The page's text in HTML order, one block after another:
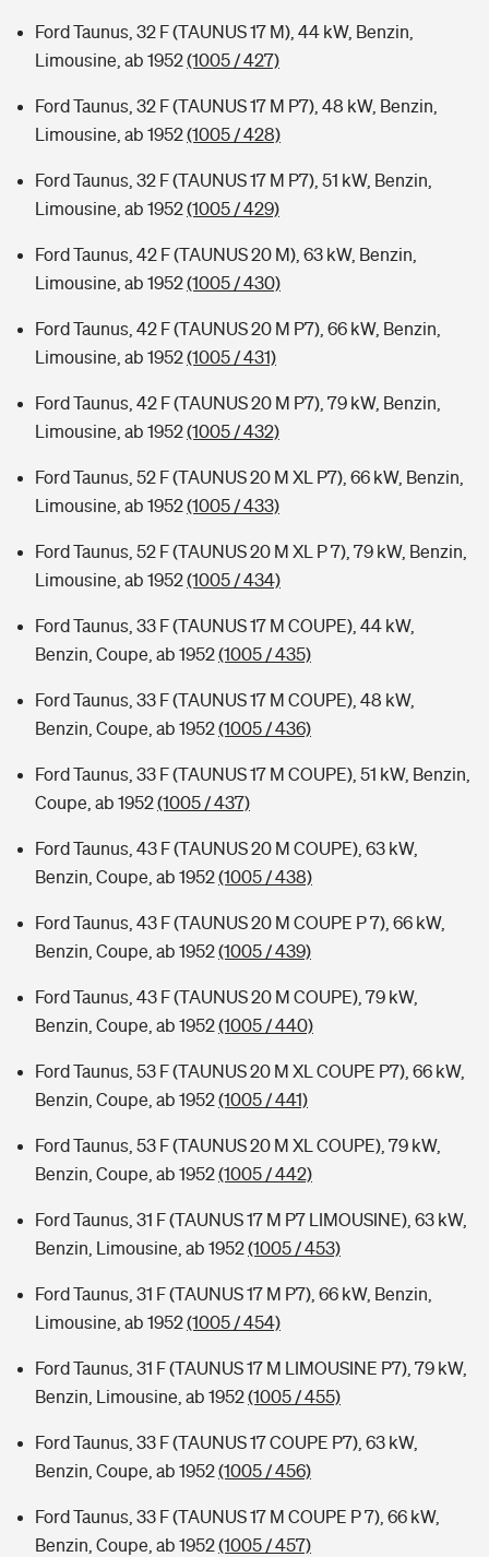
Ford Taunus, 32 F (TAUNUS 17 M), 44 kW, Benzin,
Limousine, ab 1952(1005 / 427)
Ford Taunus, 32 F (TAUNUS 17 M P7), 48 kW, Benzin,
Limousine, ab 1952(1005 / 428)
Ford Taunus, 32 F (TAUNUS 17 M P7), 51 kW, Benzin,
Limousine, ab 1952(1005 / 429)
Ford Taunus, 42 F (TAUNUS 20 M), 63 kW, Benzin,
Limousine, ab 1952(1005 / 430)
Ford Taunus, 42 F (TAUNUS 20 M P7), 66 kW, Benzin,
Limousine, ab 1952(1005 / 431)
Ford Taunus, 42 F (TAUNUS 20 M P7), 79 kW, Benzin,
Limousine, ab 1952(1005 / 432)
Ford Taunus, 52 F (TAUNUS 20 M XL P7), 66 kW, Benzin,
Limousine, ab 1952(1005 / 433)
Ford Taunus, 52 F (TAUNUS 20 M XL P 7), 79 kW, Benzin,
Limousine, ab 1952(1005 / 434)
Ford Taunus, 33 F (TAUNUS 17 M COUPE), 44 kW,
Benzin, Coupe, ab 1952(1005 / 435)
Ford Taunus, 33 F (TAUNUS 17 M COUPE), 48 kW,
Benzin, Coupe, ab 1952(1005 / 436)
Ford Taunus, 33 F (TAUNUS 17 M COUPE), 51 kW, Benzin,
Coupe, ab 1952(1005 / 437)
Ford Taunus, 43 F (TAUNUS 20 M COUPE), 63 kW,
Benzin, Coupe, ab 1952(1005 / 438)
Ford Taunus, 43 F (TAUNUS 20 M COUPE P 7), 66 kW,
Benzin, Coupe, ab 1952(1005 / 439)
Ford Taunus, 43 F (TAUNUS 20 M COUPE), 79 kW,
Benzin, Coupe, ab 1952(1005 / 440)
Ford Taunus, 53 F (TAUNUS 20 M XL COUPE P7), 66 kW,
Benzin, Coupe, ab 1952(1005 / 441)
Ford Taunus, 53 F (TAUNUS 20 M XL COUPE), 79 kW,
Benzin, Coupe, ab 1952(1005 / 442)
Ford Taunus, 31 F (TAUNUS 17 M P7 LIMOUSINE), 63 kW,
Benzin, Limousine, ab 1952(1005 / 453)
Ford Taunus, 31 F (TAUNUS 17 M P7), 66 kW, Benzin,
Limousine, ab 1952(1005 / 454)
Ford Taunus, 31 F (TAUNUS 17 M LIMOUSINE P7), 79 kW,
Benzin, Limousine, ab 1952(1005 / 455)
Ford Taunus, 33 F (TAUNUS 17 COUPE P7), 63 kW,
Benzin, Coupe, ab 1952(1005 / 456)
Ford Taunus, 33 F (TAUNUS 17 M COUPE P 7), 66 kW,
Benzin, Coupe, ab 1952(1005 / 457)